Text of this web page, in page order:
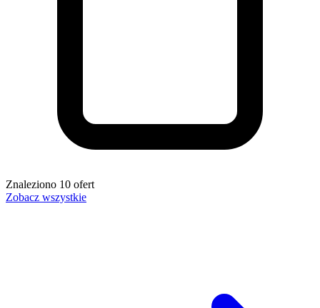
Znaleziono 10 ofert
Zobacz wszystkie